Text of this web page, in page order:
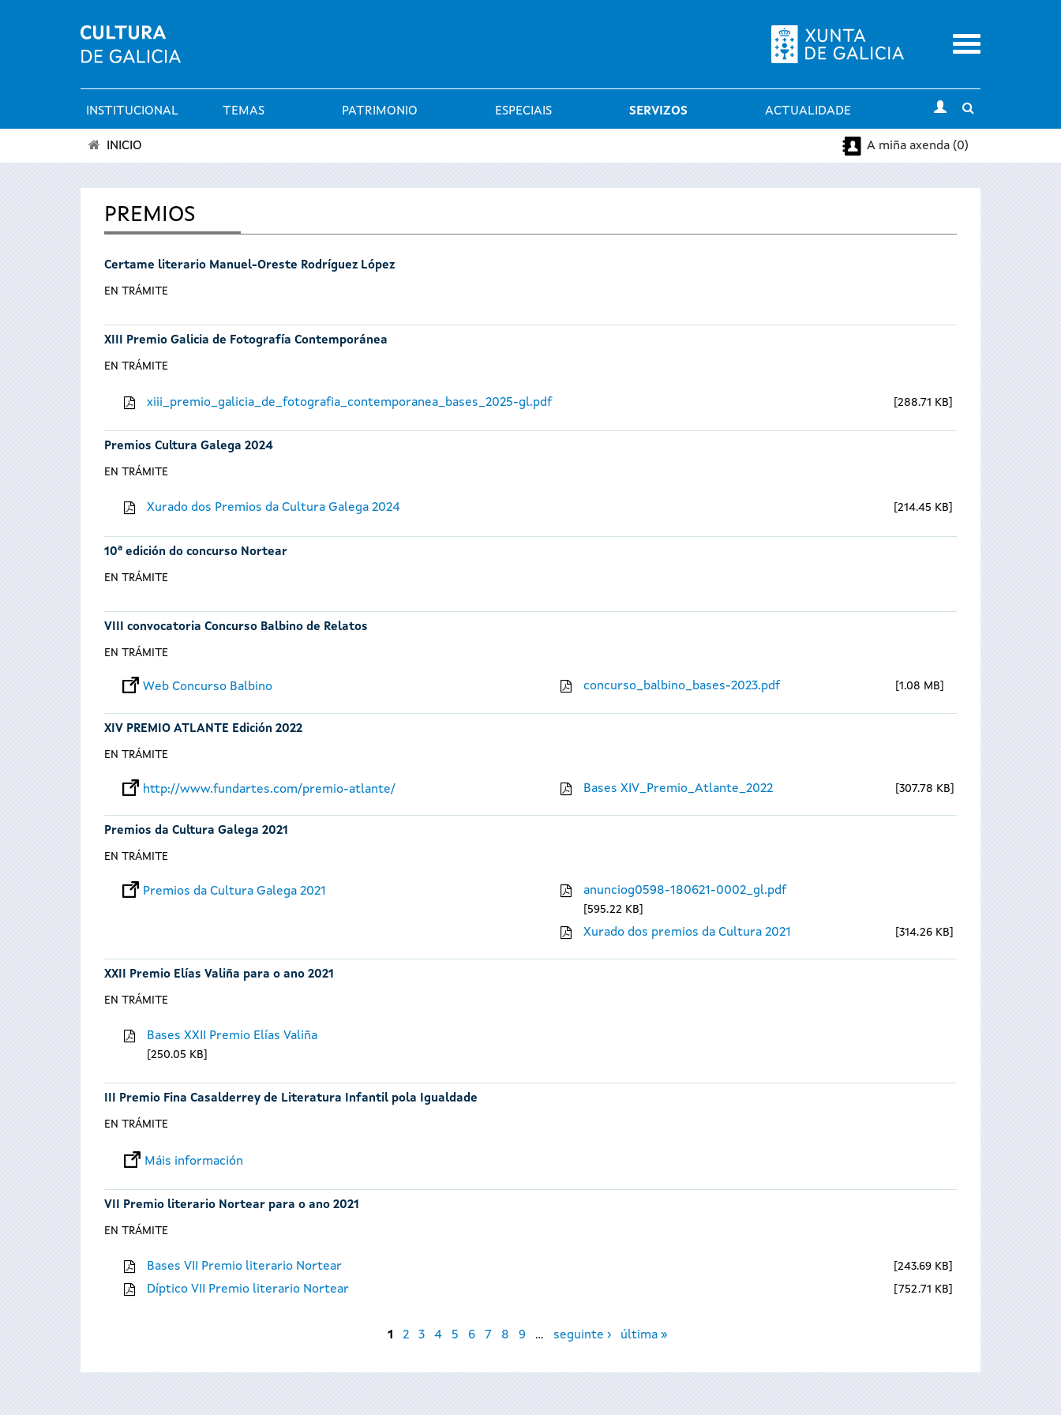
Menu
Menú
principal
INSTITUCIONAL TEMAS PATRIMONIO ESPECIAIS SERVIZOS ACTUALIDADE
search
está
INICIO A miña axenda (0)
PREMIOS
Certame literario Manuel-Oreste Rodríguez López
EN TRÁMITE
XIII Premio Galicia de Fotografía Contemporánea
EN TRÁMITE
xiii_premio_galicia_de_fotografia_contemporanea_bases_2025-gl.pdf 288.71 KB
Premios Cultura Galega 2024
EN TRÁMITE
Xurado dos Premios da Cultura Galega 2024 214.45 KB
10ª edición do concurso Nortear
EN TRÁMITE
VIII convocatoria Concurso Balbino de Relatos
EN TRÁMITE
Web Concurso Balbino concurso_balbino_bases-2023.pdf 1.08 MB
XIV PREMIO ATLANTE Edición 2022
EN TRÁMITE
http://www.fundartes.com/premio-atlante/ Bases XIV_Premio_Atlante_2022 307.78 KB
Premios da Cultura Galega 2021
EN TRÁMITE
Premios da Cultura Galega 2021 anunciog0598-180621-0002_gl.pdf
595.22 KB
Xurado dos premios da Cultura 2021 314.26 KB
XXII Premio Elías Valiña para o ano 2021
EN TRÁMITE
Bases XXII Premio Elías Valiña
250.05 KB
III Premio Fina Casalderrey de Literatura Infantil pola Igualdade
EN TRÁMITE
Máis información
VII Premio literario Nortear para o ano 2021
EN TRÁMITE
Bases VII Premio literario Nortear 243.69 KB
Díptico VII Premio literario Nortear 752.71 KB
1 2 3 4 5 6 7 8 9 … seguinte › última »